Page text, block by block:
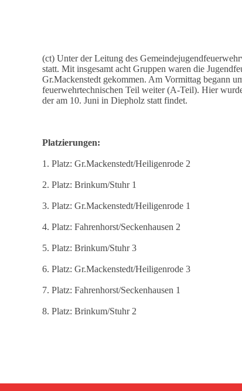
(ct) Unter der Leitung des
statt. Mit insgesamt acht Gruppen waren die
Gr.Mackenstedt gekommen. Am Vormittag begann
feuerwehrtechnischen Teil weiter (A-Teil). Hier
der am 10. Juni in Diepholz statt findet.
Platzierungen:
1. Platz: Gr.Mackenstedt/Heiligenrode 2
2. Platz: Brinkum/Stuhr 1
3. Platz: Gr.Mackenstedt/Heiligenrode 1
4. Platz: Fahrenhorst/Seckenhausen 2
5. Platz: Brinkum/Stuhr 3
6. Platz: Gr.Mackenstedt/Heiligenrode 3
7. Platz: Fahrenhorst/Seckenhausen 1
8. Platz: Brinkum/Stuhr 2